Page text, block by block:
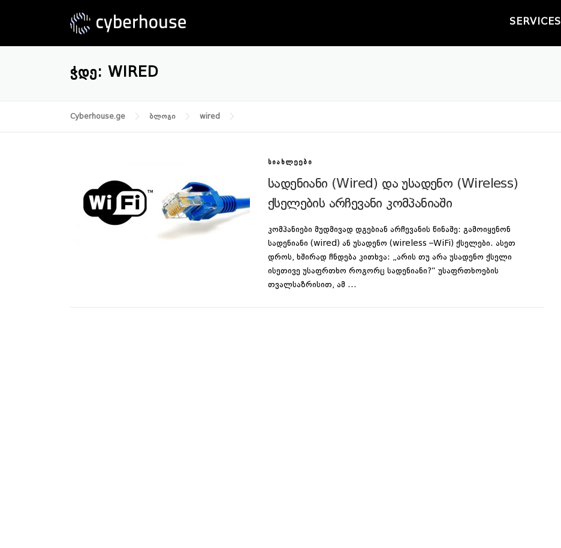
SERVICES
ᲭᲓᲔ: WIRED
Cyberhouse.ge ბლოგი wired
ᲡᲘᲐᲮᲚᲔᲔᲑᲘ
სადენიანი (Wired) და უსადენო (Wireless)
ქსელების არჩევანი კომპანიაში
კომპანიები მუდმივად დგებიან არჩევანის წინაშე: გამოიყენონ
სადენიანი (wired) ან უსადენო (wireless –WiFi) ქსელები. ასეთ
დროს, ხშირად ჩნდება კითხვა: „არის თუ არა უსადენო ქსელი
ისეთივე უსაფრთხო როგორც სადენიანი?“ უსაფრთხოების
თვალსაზრისით, ამ …